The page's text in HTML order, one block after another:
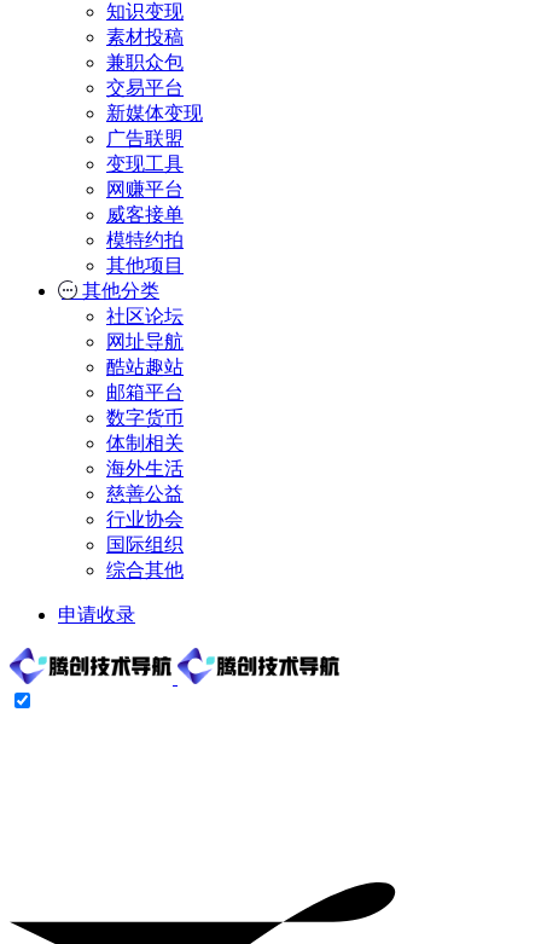
知识变现
素材投稿
兼职众包
交易平台
新媒体变现
广告联盟
变现工具
网赚平台
威客接单
模特约拍
其他项目
其他分类
社区论坛
网址导航
酷站趣站
邮箱平台
数字货币
体制相关
海外生活
慈善公益
行业协会
国际组织
综合其他
申请收录